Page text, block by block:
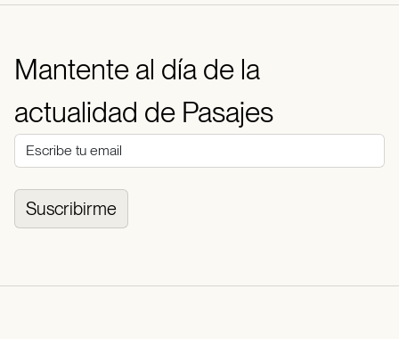
Mantente al día de la
actualidad de Pasajes
Suscribirme